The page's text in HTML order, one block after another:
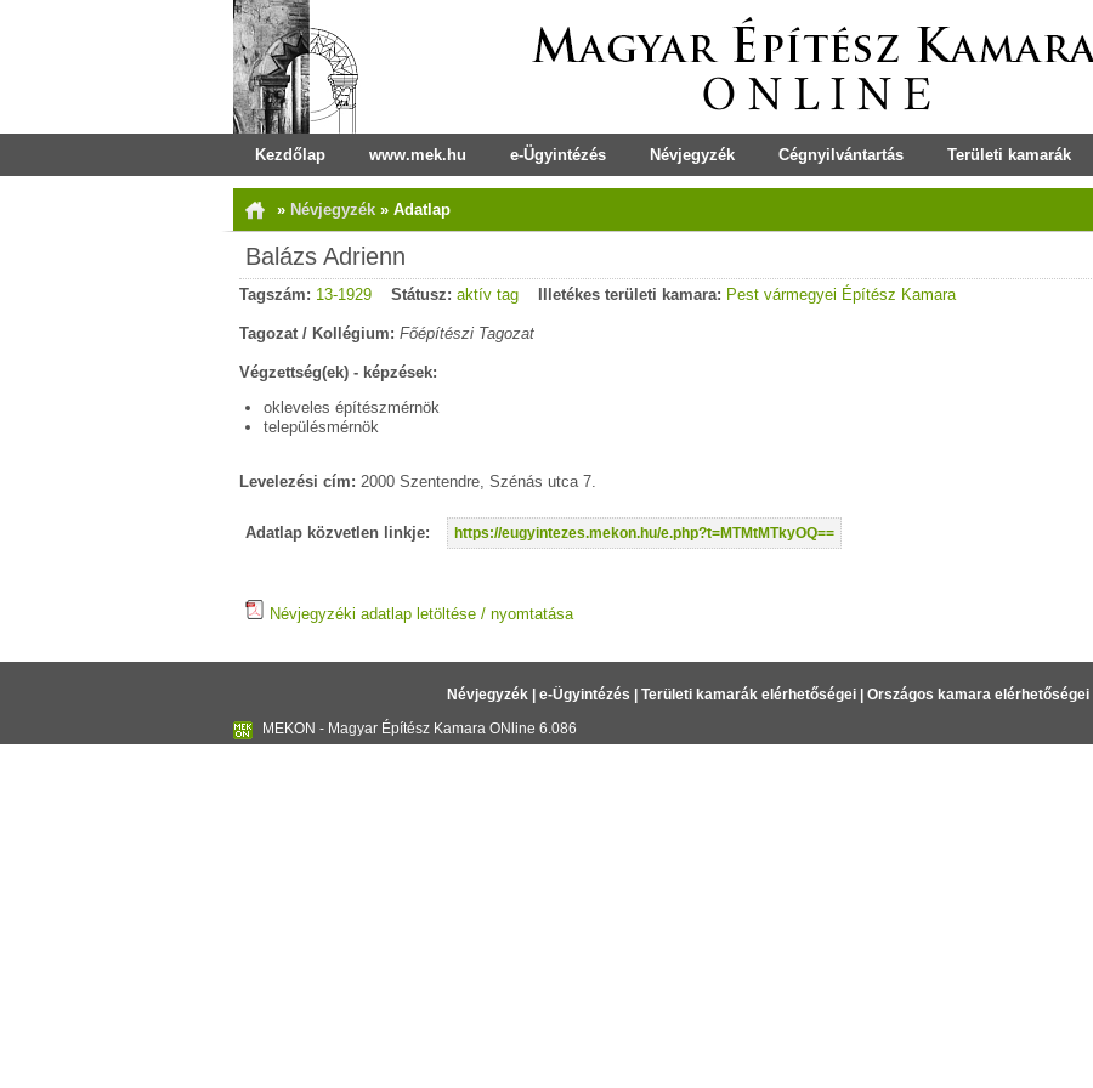
Kezdőlap www.mek.hu e-Ügyintézés Névjegyzék Cégnyilvántartás Területi kamarák
» Névjegyzék » Adatlap
Balázs Adrienn
Tagszám: 13-1929 Státusz: aktív tag Illetékes területi kamara: Pest vármegyei Építész Kamara
Tagozat / Kollégium: Főépítészi Tagozat
Végzettség(ek) - képzések:
okleveles építészmérnök
településmérnök
Levelezési cím: 2000 Szentendre, Szénás utca 7.
Adatlap közvetlen linkje: https://eugyintezes.mekon.hu/e.php?t=MTMtMTkyOQ==
Névjegyzéki adatlap letöltése / nyomtatása
Névjegyzék| e-Ügyintézés Területi kamarák elérhetőségei| Országos kamara elérhetőségei|
MEKON - Magyar Építész Kamara ONline 6.086